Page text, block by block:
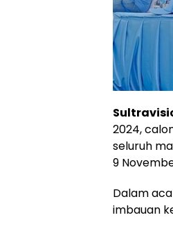
2024,
seluruh
9
Dalam
imbauan